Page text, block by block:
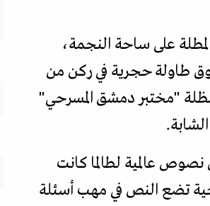
على ساحة النجمة،
طاولة حجرية في ركن من
مظلة "مختبر دمشق المسرحي"
ورشة عمل، ونحو 5 عروض مقتبسة عن نصوص عالمية لطالما كانت
تضع النص في مهب أسئلة